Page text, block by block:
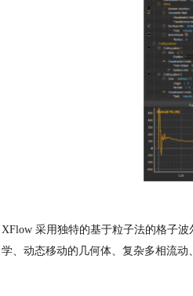
XFlow 采用独特的基于粒子法的格子
学、动态移动的几何体、复杂多相流